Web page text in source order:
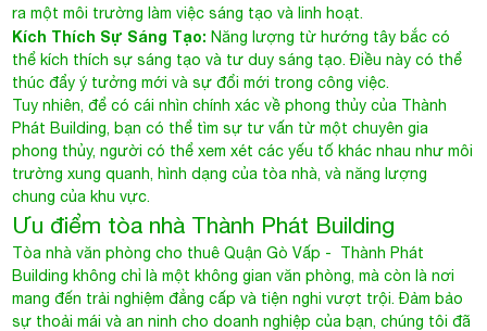
ra một môi trường làm việc sáng tạo và linh hoạt.
Kích Thích Sự Sáng Tạo: Năng lượng từ hướng tây bắc có
thể kích thích sự sáng tạo và tư duy sáng tạo. Điều này có thể
thúc đẩy ý tưởng mới và sự đổi mới trong công việc.
Tuy nhiên, để có cái nhìn chính xác về phong thủy của Thành
Phát Building, bạn có thể tìm sự tư vấn từ một chuyên gia
phong thủy, người có thể xem xét các yếu tố khác nhau như môi
trường xung quanh, hình dạng của tòa nhà, và năng lượng
chung của khu vực.
Ưu điểm tòa nhà Thành Phát Building
Tòa nhà văn phòng cho thuê Quận Gò Vấp - Thành Phát
Building không chỉ là một không gian văn phòng, mà còn là nơi
mang đến trải nghiệm đẳng cấp và tiện nghi vượt trội. Đảm bảo
sự thoải mái và an ninh cho doanh nghiệp của bạn, chúng tôi đã